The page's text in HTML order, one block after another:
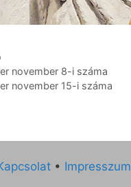
november 8-i száma
november 15-i száma
• Impresszum